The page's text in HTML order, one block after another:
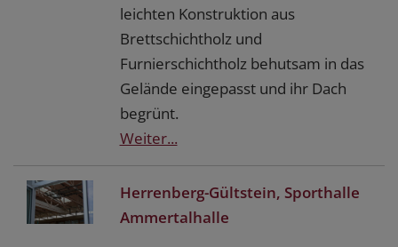
leichten Konstruktion aus
Brettschichtholz und
Furnierschichtholz behutsam in das
Gelände eingepasst und ihr Dach
begrünt.
Weiter...
Herrenberg-Gültstein, Sporthalle
Ammertalhalle